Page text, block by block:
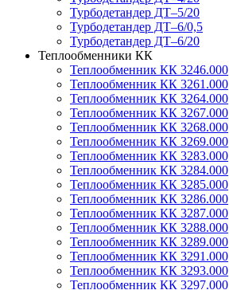
Турбодетандер ДТ–5/20
Турбодетандер ДТ–6/0,5
Турбодетандер ДТ–6/20
Теплообменники КК
Теплообменник КК 3246.000
Теплообменник КК 3261.000
Теплообменник КК 3264.000
Теплообменник КК 3267.000
Теплообменник КК 3268.000
Теплообменник КК 3269.000
Теплообменник КК 3283.000
Теплообменник КК 3284.000
Теплообменник КК 3285.000
Теплообменник КК 3286.000
Теплообменник КК 3287.000
Теплообменник КК 3288.000
Теплообменник КК 3289.000
Теплообменник КК 3291.000
Теплообменник КК 3293.000
Теплообменник КК 3297.000